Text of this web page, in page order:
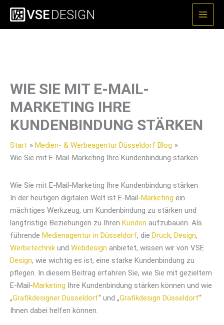
Zum
Inhalt
springen
WIE SIE MIT E-MAIL-
MARKETING IHRE
KUNDENBINDUNG STÄRKEN
Start
Medien- & Werbeagentur Düsseldorf Blog
Wie Sie mit E-Mail-Marketing Ihre Kundenbindung stärken
Wie Sie mit E-Mail-Marketing Ihre Kundenbindung stärken
In der heutigen digitalen Welt ist E-Mail-Marketing ein
mächtiges Werkzeug, um Kundenbindung zu stärken und
langfristige Beziehungen zu Ihren Kunden aufzubauen. Als
führende Medienagentur in Düsseldorf, die Druck, Design,
Werbetechnik und Webdesign anbietet, wissen wir von VSE
Design, wie wichtig es ist, eine starke Kundenbindung zu
pflegen. In diesem Beitrag erfahren Sie, wie Sie mit gezieltem
E-Mail-Marketing Ihre Kundenbindung stärken können und wie
„Grafikdesigner Düsseldorf“ und „Grafikdesign Düsseldorf“
Ihnen dabei helfen können.